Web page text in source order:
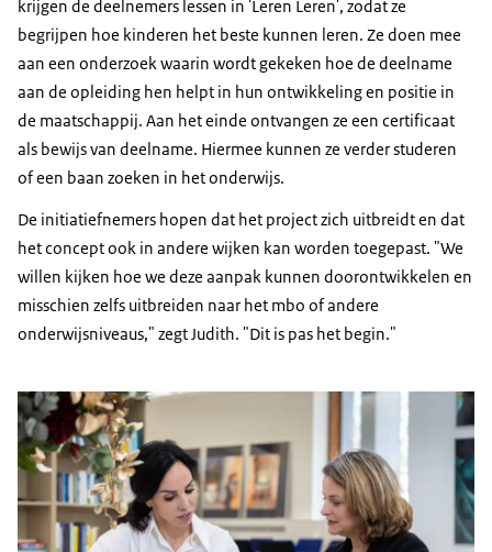
krijgen de deelnemers lessen in 'Leren Leren', zodat ze
begrijpen hoe kinderen het beste kunnen leren. Ze doen mee
aan een onderzoek waarin wordt gekeken hoe de deelname
aan de opleiding hen helpt in hun ontwikkeling en positie in
de maatschappij. Aan het einde ontvangen ze een certificaat
als bewijs van deelname. Hiermee kunnen ze verder studeren
of een baan zoeken in het onderwijs.
De initiatiefnemers hopen dat het project zich uitbreidt en dat
het concept ook in andere wijken kan worden toegepast. "We
willen kijken hoe we deze aanpak kunnen doorontwikkelen en
misschien zelfs uitbreiden naar het mbo of andere
onderwijsniveaus," zegt Judith. "Dit is pas het begin."